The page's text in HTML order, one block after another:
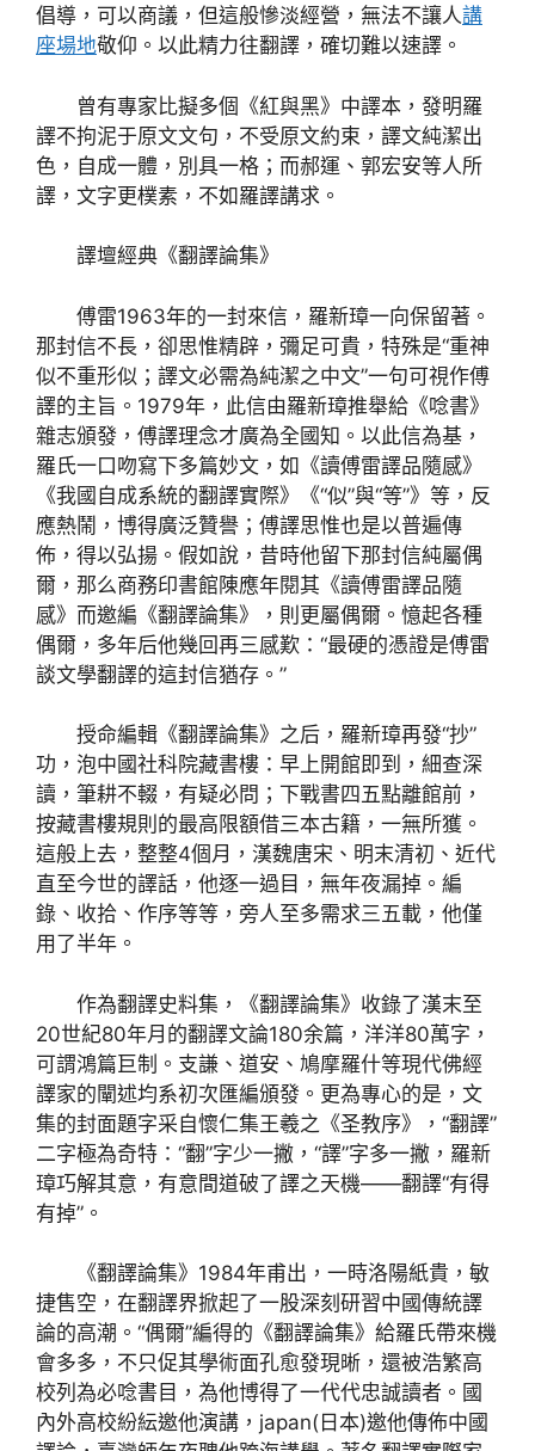
倡導，可以商議，但這般慘淡經營，無法不讓人講
座場地敬仰。以此精力往翻譯，確切難以速譯。
曾有專家比擬多個《紅與黑》中譯本，發明羅
譯不拘泥于原文文句，不受原文約束，譯文純潔出
色，自成一體，別具一格；而郝運、郭宏安等人所
譯，文字更樸素，不如羅譯講求。
譯壇經典《翻譯論集》
傅雷1963年的一封來信，羅新璋一向保留著。
那封信不長，卻思惟精辟，彌足可貴，特殊是“重神
似不重形似；譯文必需為純潔之中文”一句可視作傅
譯的主旨。1979年，此信由羅新璋推舉給《唸書》
雜志頒發，傅譯理念才廣為全國知。以此信為基，
羅氏一口吻寫下多篇妙文，如《讀傅雷譯品隨感》
《我國自成系統的翻譯實際》《“似”與“等”》等，反
應熱鬧，博得廣泛贊譽；傅譯思惟也是以普遍傳
佈，得以弘揚。假如說，昔時他留下那封信純屬偶
爾，那么商務印書館陳應年閱其《讀傅雷譯品隨
感》而邀編《翻譯論集》，則更屬偶爾。憶起各種
偶爾，多年后他幾回再三感歎：“最硬的憑證是傅雷
談文學翻譯的這封信猶存。”
授命編輯《翻譯論集》之后，羅新璋再發“抄”
功，泡中國社科院藏書樓：早上開館即到，細查深
讀，筆耕不輟，有疑必問；下戰書四五點離館前，
按藏書樓規則的最高限額借三本古籍，一無所獲。
這般上去，整整4個月，漢魏唐宋、明末清初、近代
直至今世的譯話，他逐一過目，無年夜漏掉。編
錄、收拾、作序等等，旁人至多需求三五載，他僅
用了半年。
作為翻譯史料集，《翻譯論集》收錄了漢末至
20世紀80年月的翻譯文論180余篇，洋洋80萬字，
可謂鴻篇巨制。支謙、道安、鳩摩羅什等現代佛經
譯家的闡述均系初次匯編頒發。更為專心的是，文
集的封面題字采自懷仁集王羲之《圣教序》，“翻譯”
二字極為奇特：“翻”字少一撇，“譯”字多一撇，羅新
璋巧解其意，有意間道破了譯之天機——翻譯“有得
有掉”。
《翻譯論集》1984年甫出，一時洛陽紙貴，敏
捷售空，在翻譯界掀起了一股深刻研習中國傳統譯
論的高潮。“偶爾”編得的《翻譯論集》給羅氏帶來機
會多多，不只促其學術面孔愈發現晰，還被浩繁高
校列為必唸書目，為他博得了一代代忠誠讀者。國
內外高校紛紜邀他演講，japan(日本)邀他傳佈中國